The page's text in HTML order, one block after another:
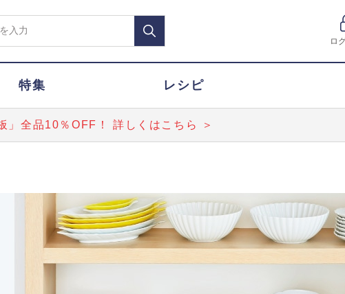
ロ
特集 レシピ
」全品10％OFF！ 詳しくはこちら ＞